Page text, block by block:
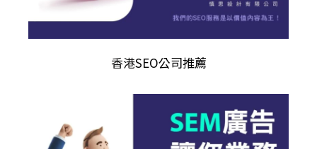
香港SEO公司推薦